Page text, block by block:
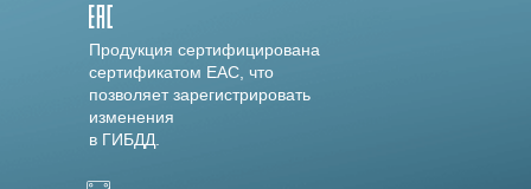
Продукция сертифицирована
сертификатом EAC, что
позволяет зарегистрировать
изменения
в ГИБДД.